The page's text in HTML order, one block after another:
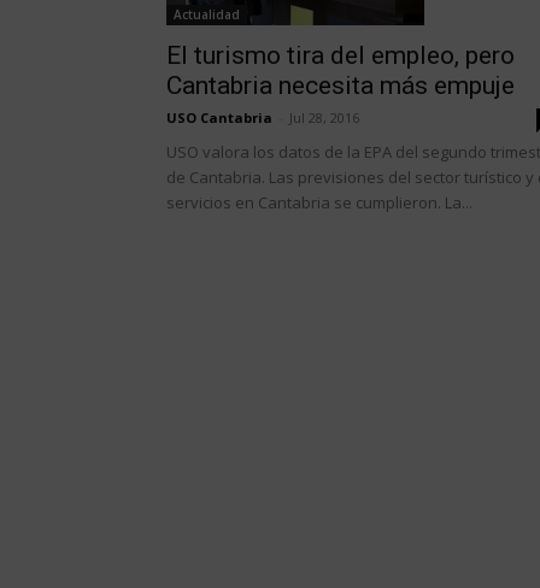
Actualidad
El turismo tira del empleo, pero
Cantabria necesita más empuje
USO Cantabria Jul 28, 2016
USO valora los datos de la EPA del segundo
de Cantabria. Las previsiones del sector turístico y
servicios en Cantabria se cumplieron. La...